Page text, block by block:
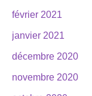
février 2021
janvier 2021
décembre 2020
novembre 2020